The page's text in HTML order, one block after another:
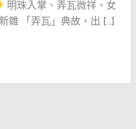
明珠入掌、弄瓦微祥、女
雛 「弄瓦」典故，出 […]